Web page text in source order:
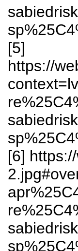
[5]
https://
[6]